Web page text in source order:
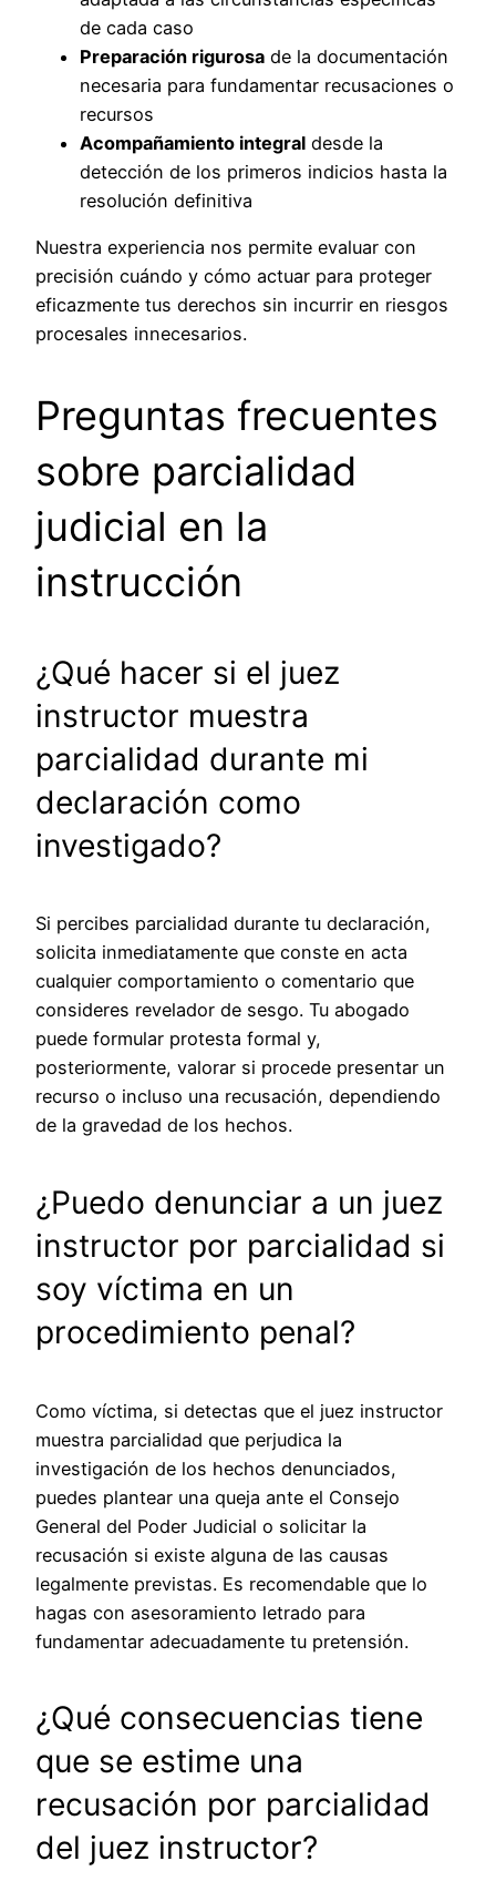
de cada caso
Preparación rigurosa de la documentación
necesaria para fundamentar recusaciones o
recursos
Acompañamiento integral desde la
detección de los primeros indicios hasta la
resolución definitiva
Nuestra experiencia nos permite evaluar con
precisión cuándo y cómo actuar para proteger
eficazmente tus derechos sin incurrir en riesgos
procesales innecesarios.
Preguntas frecuentes
sobre parcialidad
judicial en la
instrucción
¿Qué hacer si el juez
instructor muestra
parcialidad durante mi
declaración como
investigado?
Si percibes parcialidad durante tu declaración,
solicita inmediatamente que conste en acta
cualquier comportamiento o comentario que
consideres revelador de sesgo. Tu abogado
puede formular protesta formal y,
posteriormente, valorar si procede presentar un
recurso o incluso una recusación, dependiendo
de la gravedad de los hechos.
¿Puedo denunciar a un juez
instructor por parcialidad si
soy víctima en un
procedimiento penal?
Como víctima, si detectas que el juez instructor
muestra parcialidad que perjudica la
investigación de los hechos denunciados,
puedes plantear una queja ante el Consejo
General del Poder Judicial o solicitar la
recusación si existe alguna de las causas
legalmente previstas. Es recomendable que lo
hagas con asesoramiento letrado para
fundamentar adecuadamente tu pretensión.
¿Qué consecuencias tiene
que se estime una
recusación por parcialidad
del juez instructor?